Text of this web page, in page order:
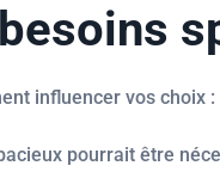
influencer vos choix :
pourrait être